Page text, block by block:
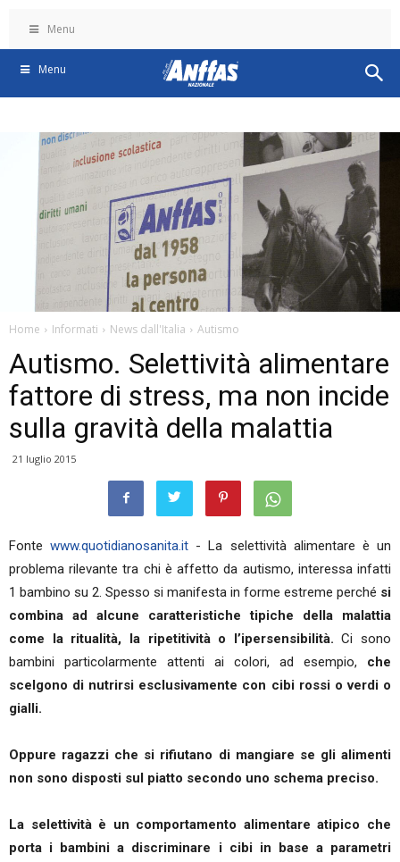
Menu
Menu
Home Informati News dall'Italia Autismo
Autismo. Selettività alimentare
fattore di stress, ma non incide
sulla gravità della malattia
21 luglio 2015
Fontewww.quotidianosanita.it - La selettività alimentare è un
problema rilevante tra chi è affetto da autismo, interessa infatti
1 bambino su 2. Spesso si manifesta in forme estreme perché si
combina ad alcune caratteristiche tipiche della malattia
come la ritualità, la ripetitività o l’ipersensibilità.Ci sono
bambini particolarmente attenti ai colori, ad esempio, che
scelgono di nutrirsi esclusivamente con cibi rossi o verdi o
gialli.
Oppure ragazzi che si rifiutano di mangiare se gli alimenti
non sono disposti sul piatto secondo uno schema preciso.
La selettività è un comportamento alimentare atipico che
porta i bambini a discriminare i cibi in base a parametri